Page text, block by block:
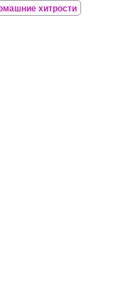
хитрости